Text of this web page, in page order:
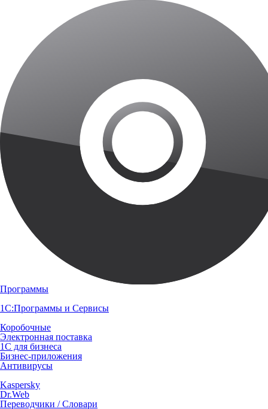
Программы
1С:Программы и Сервисы
Коробочные
Электронная поставка
1С для бизнеса
Бизнес-приложения
Антивирусы
Kaspersky
Dr.Web
Переводчики / Словари